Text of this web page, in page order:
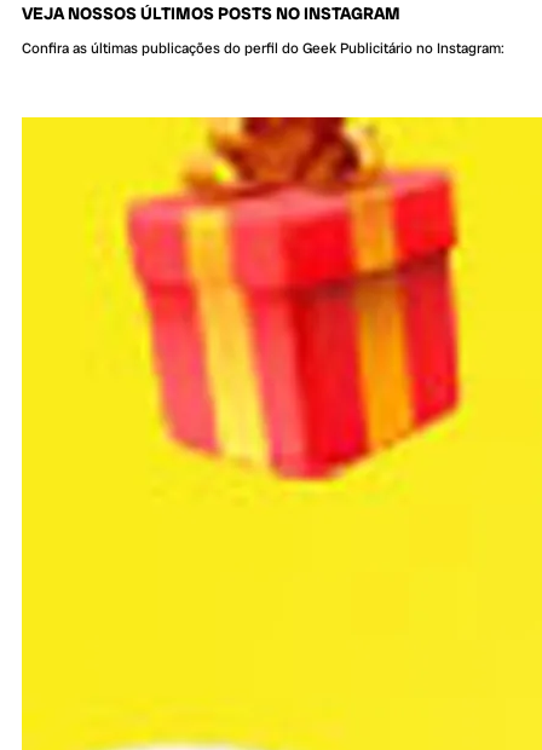
VEJA NOSSOS ÚLTIMOS POSTS NO INSTAGRAM
Confira as últimas publicações do perfil do Geek Publicitário no Instagram: